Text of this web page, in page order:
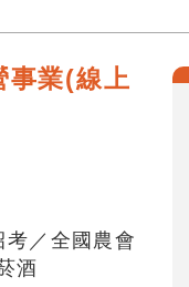
事業(線上
／全國農會
酒